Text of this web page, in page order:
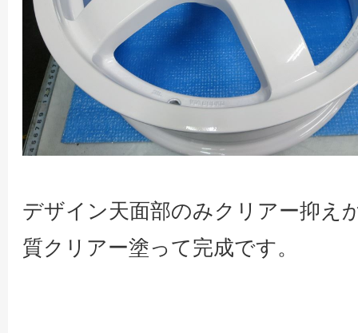
デザイン天面部のみクリアー抑え
質クリアー塗って完成です。